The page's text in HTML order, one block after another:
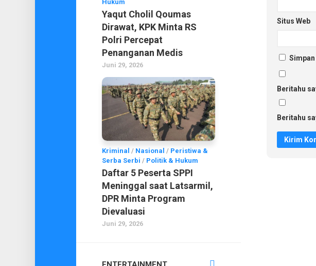
Situs Web
Beritahu
Beritahu
Hukum
Yaqut Cholil Qoumas
Dirawat, KPK Minta RS
Polri Percepat
Penanganan Medis
Juni 29, 2026
Kriminal / Nasional / Peristiwa &
Serba Serbi / Politik & Hukum
Daftar 5 Peserta SPPI
Meninggal saat Latsarmil,
DPR Minta Program
Dievaluasi
Juni 29, 2026